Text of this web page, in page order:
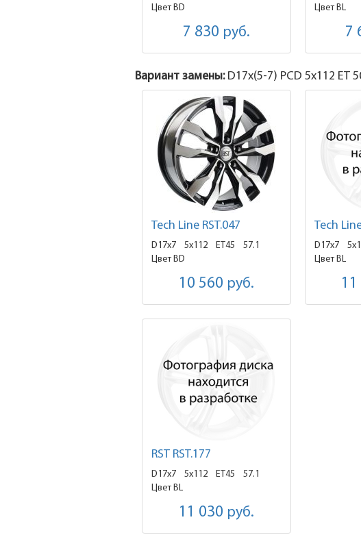
Цвет BD
7 830 руб.
Цвет BL
7
Вариант замены: D17x(5-7) PCD 5x112 ET
Tech Line RST.047
D17x7 5x112 ET45
57.1
Цвет BD
10 560 руб.
Tech
D17x7
Цвет BL
11
RST RST.177
D17x7 5x112 ET45
57.1
Цвет BL
11 030 руб.